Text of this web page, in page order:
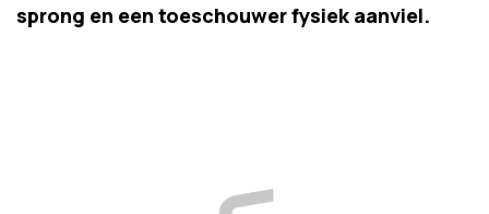
sprong en een toeschouwer fysiek aanviel.